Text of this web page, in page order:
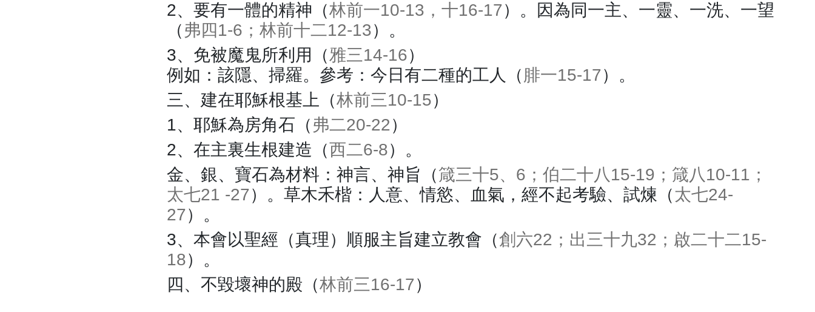
2、要有一體的精神（林前一10-13，十16-17）。因為同一主、一靈、一洗、一望
（弗四1-6；林前十二12-13）。
3、免被魔鬼所利用（雅三14-16）
例如：該隱、掃羅。參考：今日有二種的工人（ 腓一15-17）。
三、建在耶穌根基上（林前三10-15）
1、耶穌為房角石（弗二20-22）
2、在主裏生根建造（西二6-8）。
金、銀、寶石為材料：神言、神旨（箴三十5、6；伯二十八15-19；箴八10-11；
太七21 -27）。草木禾楷：人意、情慾、血氣，經不起考驗、試煉（太七24-
27）。
3、本會以聖經（真理）順服主旨建立教會（創六22；出三十九32；啟二十二15-
18）。
四、不毀壞神的殿（林前三16-17）